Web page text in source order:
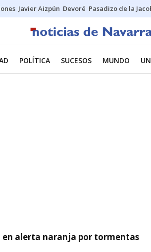
Javier Aizpún Devoré Pasadizo de la
POLÍTICA SUCESOS MUNDO
en alerta naranja por tormentas